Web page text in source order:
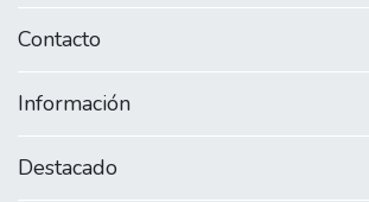
Contacto
Información
Destacado